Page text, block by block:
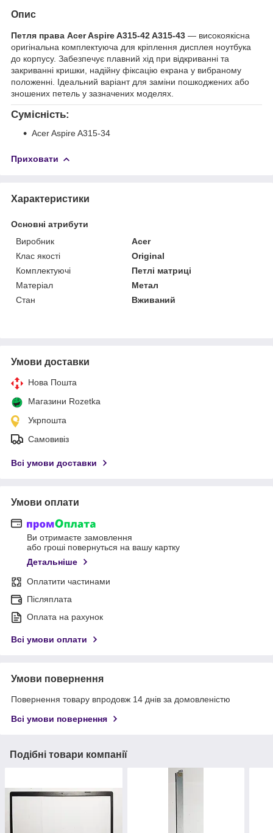
Опис
Петля права Acer Aspire A315-42 A315-43 — високоякісна
оригінальна комплектуюча для кріплення дисплея ноутбука
до корпусу. Забезпечує плавний хід при відкриванні та
закриванні кришки, надійну фіксацію екрана у вибраному
положенні. Ідеальний варіант для заміни пошкоджених або
зношених петель у зазначених моделях.
Сумісність:
Acer Aspire A315-34
Приховати
Характеристики
Основні атрибути
Виробник
Acer
Клас якості
Original
Комплектуючі
Петлі матриці
Матеріал
Метал
Стан
Вживаний
Умови доставки
Нова Пошта
Магазини Rozetka
Укрпошта
Самовивіз
Всі умови доставки
Умови оплати
Ви отримаєте замовлення
або гроші повернуться на вашу картку
Детальніше
Оплатити частинами
Післяплата
Оплата на рахунок
Всі умови оплати
Умови повернення
Повернення товару впродовж 14 днів за домовленістю
Всі умови повернення
Подібні товари компанії